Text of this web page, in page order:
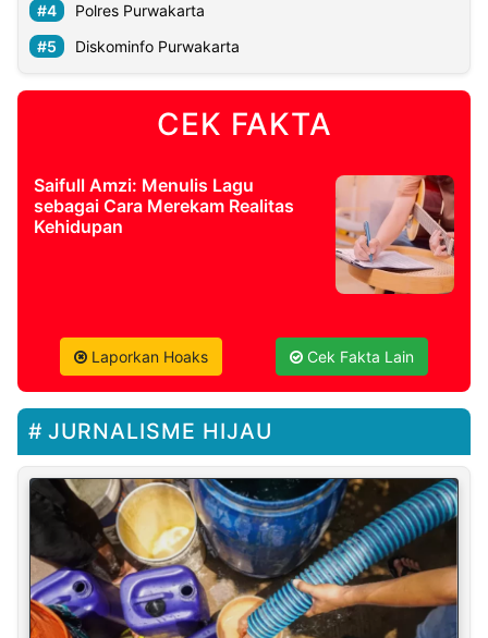
Polres Purwakarta
Diskominfo Purwakarta
CEK FAKTA
Saifull Amzi: Menulis Lagu
sebagai Cara Merekam Realitas
Kehidupan
Laporkan Hoaks Cek Fakta Lain
JURNALISME HIJAU